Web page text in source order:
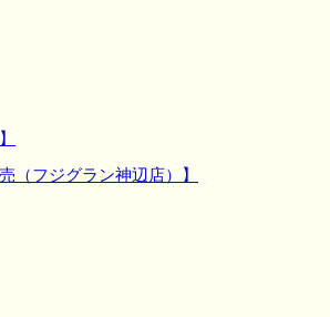
フジグラン神辺店）】